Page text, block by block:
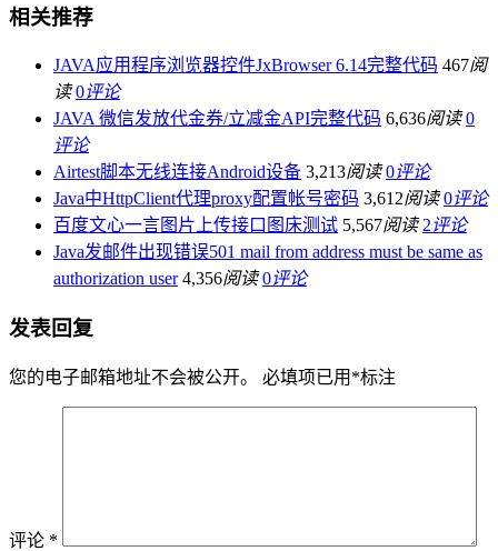
相关推荐
JAVA应用程序浏览器控件JxBrowser 6.14完整代码 467阅
读 0评论
JAVA 微信发放代金券/立减金API完整代码 6,636阅读 0
评论
Airtest脚本无线连接Android设备 3,213阅读 0评论
Java中HttpClient代理proxy配置帐号密码 3,612阅读 0评论
百度文心一言图片上传接口图床测试 5,567阅读 2评论
Java发邮件出现错误501 mail from address must be same as
authorization user 4,356阅读 0评论
发表回复
您的电子邮箱地址不会被公开。 必填项已用 *标注
评论 *